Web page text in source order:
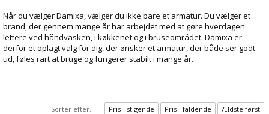
Når du vælger Damixa, vælger du ikke bare et armatur. Du vælger et
brand, der gennem mange år har arbejdet med at gøre hverdagen
lettere ved håndvasken, i køkkenet og i bruseområdet. Damixa er
derfor et oplagt valg for dig, der ønsker et armatur, der både ser godt
ud, føles rart at bruge og fungerer stabilt i mange år.
Sorter efter... Pris - stigende Pris - faldende
Ældste først